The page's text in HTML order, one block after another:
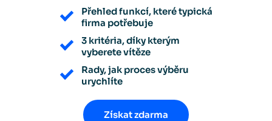
Přehled funkcí, které typická
firma potřebuje
3 kritéria, díky kterým
vyberete vítěze
Rady, jak proces výběru
urychlíte
Získat zdarma